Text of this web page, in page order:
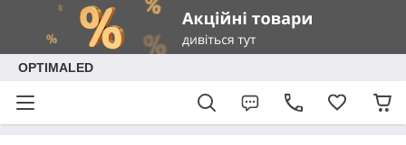
OPTIMALED